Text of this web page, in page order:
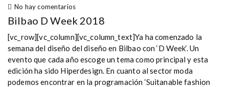
No hay comentarios
Bilbao D Week 2018
[vc_row][vc_column][vc_column_text]Ya ha comenzado la
semana del diseño del diseño en Bilbao con ‘D Week‘. Un
evento que cada año escoge un tema como principal y esta
edición ha sido Hiperdesign. En cuanto al sector moda
podemos encontrar en la programación ‘Suitanable fashion